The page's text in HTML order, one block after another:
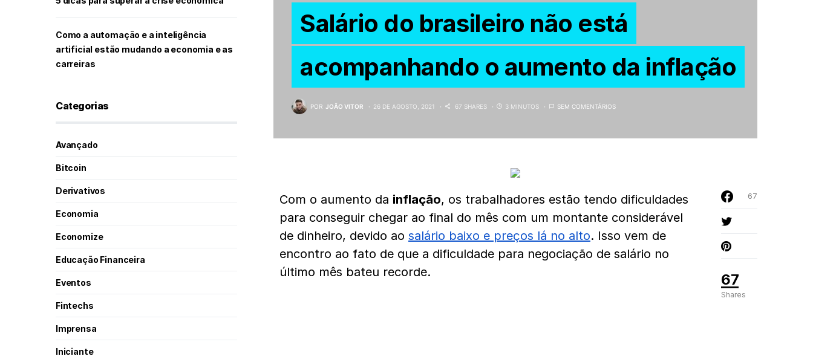
Salário do brasileiro não está
acompanhando o aumento da inflação
POR JOÃO VITOR 26 DE AGOSTO, 2021 67 SHARES 3 MINUTOS SEM COMENTÁRIOS
67
Shares
67
Com o aumento da inflação, os trabalhadores estão tendo dificuldades
para conseguir chegar ao final do mês com um montante considerável
de dinheiro, devido ao salário baixo e preços lá no alto. Isso vem de
encontro ao fato de que a dificuldade para negociação de salário no
último mês bateu recorde.
Como a automação e a inteligência
artificial estão mudando a economia e as
carreiras
Categorias
Avançado
Bitcoin
Derivativos
Economia
Economize
Educação Financeira
Eventos
Fintechs
Imprensa
Iniciante